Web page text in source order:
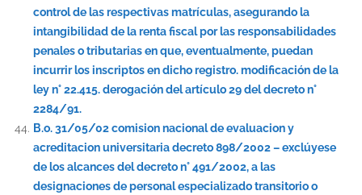
control de las respectivas matrículas, asegurando la
intangibilidad de la renta fiscal por las responsabilidades
penales o tributarias en que, eventualmente, puedan
incurrir los inscriptos en dicho registro. modificación de la
ley n° 22.415. derogación del artículo 29 del decreto n°
2284/91.
B.o. 31/05/02 comision nacional de evaluacion y
acreditacion universitaria decreto 898/2002 – exclúyese
de los alcances del decreto n° 491/2002, a las
designaciones de personal especializado transitorio o